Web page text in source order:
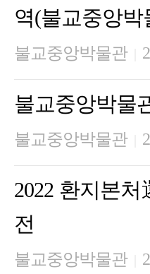
역(불교중앙
불교중앙박물관
불교중앙박물
불교중앙박물관
2022 환지본
전
불교중앙박물관